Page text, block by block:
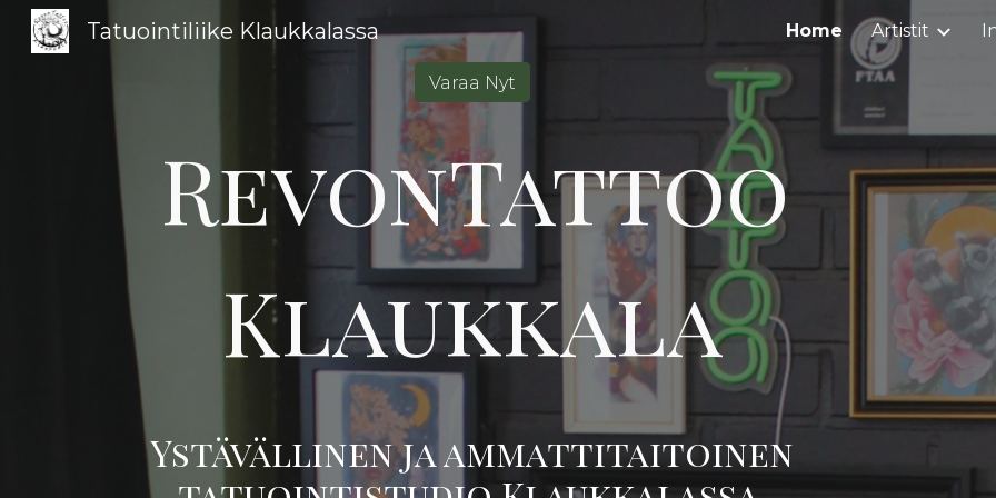
Skip to main content Skip to
Tatuointiliike Klaukkalassa Home Artistit
Varaa Nyt
RevonTattoo
Klaukkala
Ystävällinen ja ammattitaitoinen